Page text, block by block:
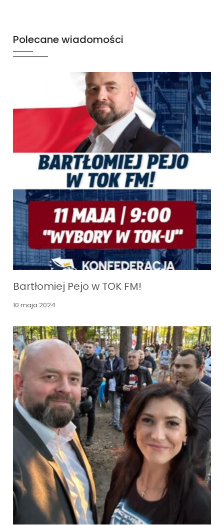
Polecane wiadomości
Bartłomiej Pejo w TOK FM!
10 maja 2024